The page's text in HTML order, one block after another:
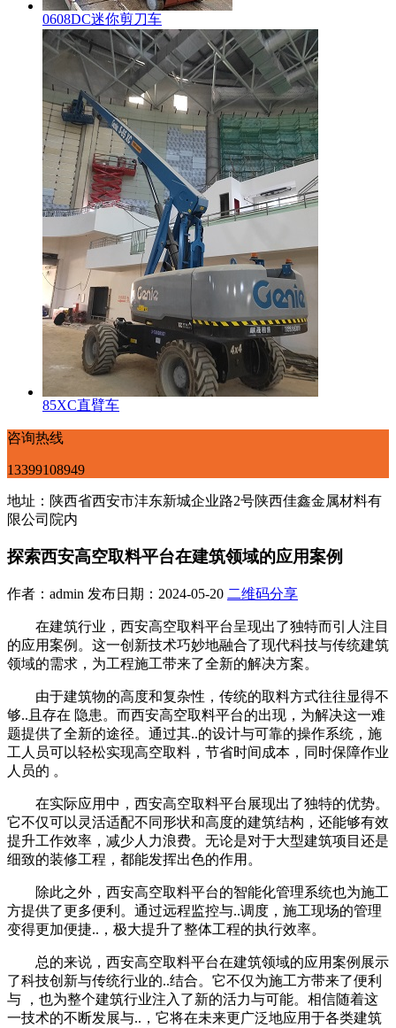
0608DC迷你剪刀车
85XC直臂车
咨询热线
13399108949
地址：陕西省西安市沣东新城企业路2号陕西佳鑫金属材料有
限公司院内
探索西安高空取料平台在建筑领域的应用案例
作者：admin 发布日期：2024-05-20 二维码分享
在建筑行业，西安高空取料平台呈现出了独特而引人注目
的应用案例。这一创新技术巧妙地融合了现代科技与传统建筑
领域的需求，为工程施工带来了全新的解决方案。
由于建筑物的高度和复杂性，传统的取料方式往往显得不
够..且存在 隐患。而西安高空取料平台的出现，为解决这一难
题提供了全新的途径。通过其..的设计与可靠的操作系统，施
工人员可以轻松实现高空取料，节省时间成本，同时保障作业
人员的 。
在实际应用中，西安高空取料平台展现出了独特的优势。
它不仅可以灵活适配不同形状和高度的建筑结构，还能够有效
提升工作效率，减少人力浪费。无论是对于大型建筑项目还是
细致的装修工程，都能发挥出色的作用。
除此之外，西安高空取料平台的智能化管理系统也为施工
方提供了更多便利。通过远程监控与..调度，施工现场的管理
变得更加便捷..，极大提升了整体工程的执行效率。
总的来说，西安高空取料平台在建筑领域的应用案例展示
了科技创新与传统行业的..结合。它不仅为施工方带来了便利
与 ，也为整个建筑行业注入了新的活力与可能。相信随着这
一技术的不断发展与..，它将在未来更广泛地应用于各类建筑